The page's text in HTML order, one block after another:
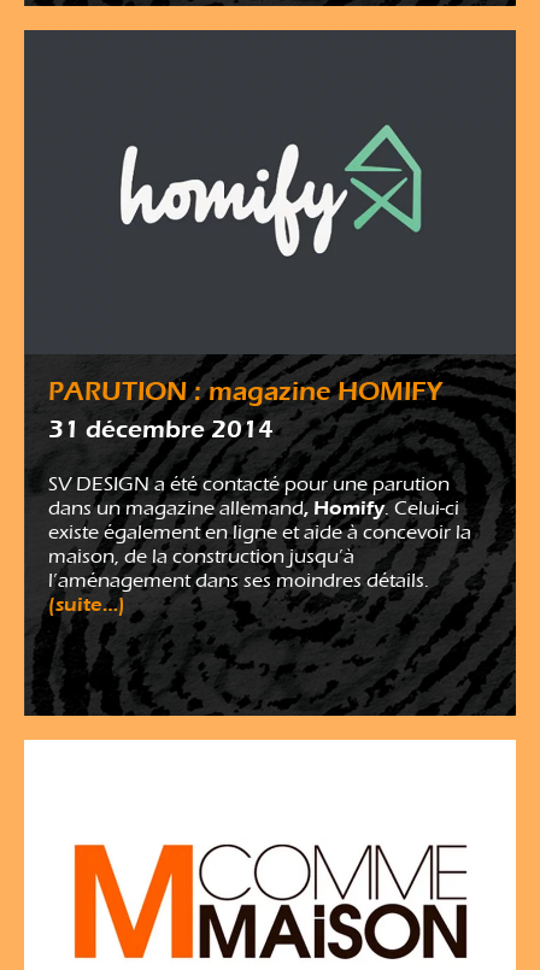
PARUTION : magazine HOMIFY
31 décembre 2014
SV DESIGN a été contacté pour une parution
dans un magazine allemand, Homify. Celui-ci
existe également en ligne et aide à concevoir la
maison, de la construction jusqu’à
l’aménagement dans ses moindres détails.
(suite…)